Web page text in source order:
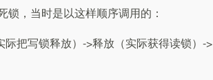
锁，当时是以这样顺序调用的：
把写锁释放）->释放（实际获得读锁）->